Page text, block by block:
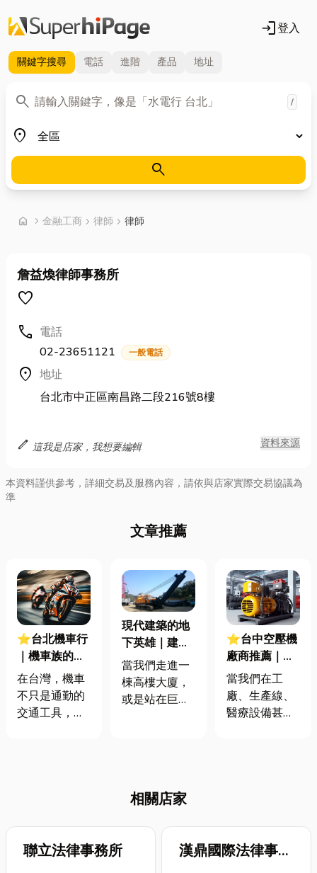
login登入
關鍵字搜尋 電話 進階 產品 地址
search
關鍵字 /
place
地區
search
home chevron_right 首頁
金融工商 chevron_right 律師 chevron_right 律師
詹益煥律師事務所
favorite
call 電話
02-23651121
一般電話
location_on 地址
台北市中正區南昌路二段216號8樓
edit 這我是店家，我想要編輯 資料來源
本資料謹供參考，詳細交易及服務內容，請依與店家實際交易協議為
準
文章推薦
⭐台北機車行
｜機車族的安
心指南！從保
養維修到故障
排除，解決你
在台灣，機車
不只是通勤的
交通工具，更
音，或是到了
該進廠保養的
現代建築的地
下英雄｜建築
基樁工程的全
方位解析與重
要性
當我們走進一
棟高樓大廈，
或是站在巨型
想到，這些龐
穩立於大地之
上，其實靠的
⭐台中空壓機
廠商推薦｜空
壓機是什麼？
用途、原理一
次看懂
當我們在工
廠、生產線、
醫療設備甚至
的核心設備—
「空壓機」。
相關店家
聯立法律事務所
漢鼎國際法律事務